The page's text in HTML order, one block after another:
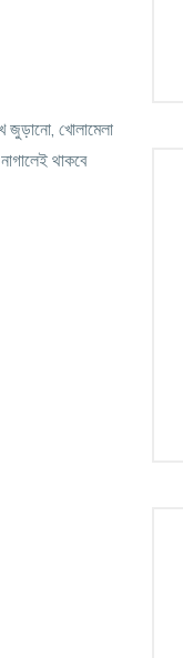
জুড়ানো, খোলামেলা
থাকবে